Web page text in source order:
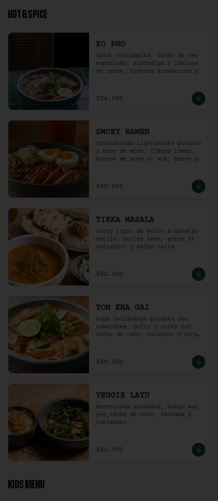
HOT & SPICE
KO PHO
Caldo Vietnamita, fondo de res
especiado, albóndiga y láminas
de carne, hierbas aromáticas y
$54.000
SMOKY RAMEN
Concentrado ligeramente picante
a base de miso, fideos ramen,
brotes de soya al wok, huevo y
$49.500
TIKKA MASALA
curry indio de pollo a nuestro
estilo, butter naan, arroz al
coriandro y salsa raita.
$52.000
TOM KHA GAI
Sopa Tailandesa picante con
camarones, pollo y curry con
leche de coco, zucchini y hojas
$49.500
VEGGIE LAYU
berenjenas ahumadas, hongo wan
yee,leche de coco, cúrcuma y
coriandro.
$41.000
KIDS MENU